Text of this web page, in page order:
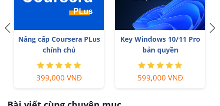
Nâng cấp Coursera PLus
chính chủ
399,000 VNĐ
Key Windows 10/11 Pro
bản quyền
599,000 VNĐ